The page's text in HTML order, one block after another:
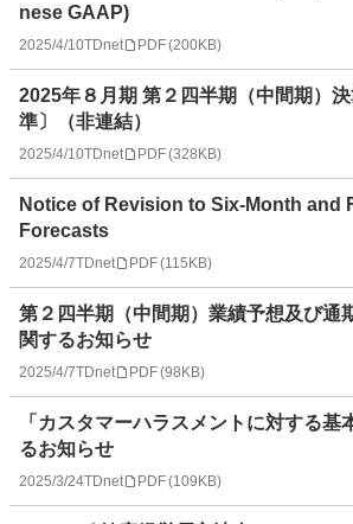
nese GAAP)
2025/4/10TDnet PDF(200KB)
2025年８月期 第２四半期（中間期）決算短信〔日本基
準〕（非連結）
2025/4/10TDnet PDF(328KB)
Notice of Revision to Six-Month and
Forecasts
2025/4/7TDnet PDF(115KB)
第２四半期（中間期）業績予想及び通
関するお知らせ
2025/4/7TDnet PDF(98KB)
「カスタマーハラスメントに対する基
るお知らせ
2025/3/24TDnet PDF(109KB)